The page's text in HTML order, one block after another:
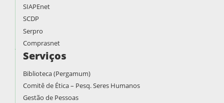
SIAPEnet
SCDP
Serpro
Comprasnet
Serviços
Biblioteca (Pergamum)
Comitê de Ética – Pesq. Seres Humanos
Gestão de Pessoas